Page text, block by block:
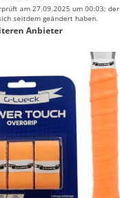
am 27.09.2025 um 00:03; der
seitdem geändert haben.
Anbieter